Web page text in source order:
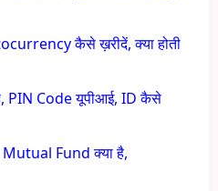
कैसे ख़रीदें, क्या होती
PIN Code यूपीआई, ID कैसे
Mutual Fund क्या है,